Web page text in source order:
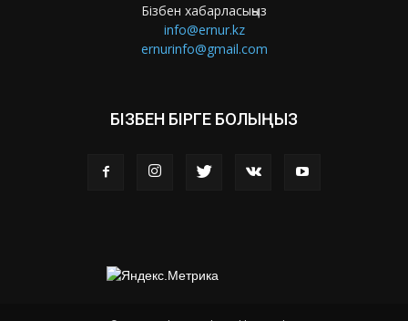
Бізбен хабарласыңыз
info@ernur.kz
ernurinfo@gmail.com
БІЗБЕН БІРГЕ БОЛЫҢЫЗ